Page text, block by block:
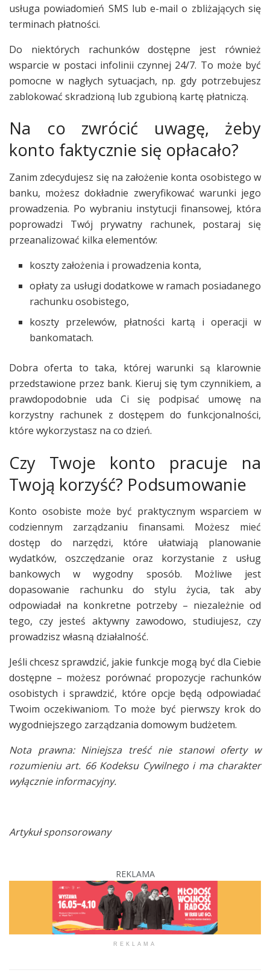
usługa powiadomień SMS lub e-mail o zbliżających się
terminach płatności.
Do niektórych rachunków dostępne jest również
wsparcie w postaci infolinii czynnej 24/7. To może być
pomocne w nagłych sytuacjach, np. gdy potrzebujesz
zablokować skradzioną lub zgubioną kartę płatniczą.
Na co zwrócić uwagę, żeby
konto faktycznie się opłacało?
Zanim zdecydujesz się na założenie konta osobistego w
banku, możesz dokładnie zweryfikować warunki jego
prowadzenia. Po wybraniu instytucji finansowej, która
poprowadzi Twój prywatny rachunek, postaraj się
przeanalizować kilka elementów:
koszty założenia i prowadzenia konta,
opłaty za usługi dodatkowe w ramach posiadanego
rachunku osobistego,
koszty przelewów, płatności kartą i operacji w
bankomatach.
Dobra oferta to taka, której warunki są klarownie
przedstawione przez bank. Kieruj się tym czynnikiem, a
prawdopodobnie uda Ci się podpisać umowę na
korzystny rachunek z dostępem do funkcjonalności,
które wykorzystasz na co dzień.
Czy Twoje konto pracuje na
Twoją korzyść? Podsumowanie
Konto osobiste może być praktycznym wsparciem w
codziennym zarządzaniu finansami. Możesz mieć
dostęp do narzędzi, które ułatwiają planowanie
wydatków, oszczędzanie oraz korzystanie z usług
bankowych w wygodny sposób. Możliwe jest
dopasowanie rachunku do stylu życia, tak aby
odpowiadał na konkretne potrzeby – niezależnie od
tego, czy jesteś aktywny zawodowo, studiujesz, czy
prowadzisz własną działalność.
Jeśli chcesz sprawdzić, jakie funkcje mogą być dla Ciebie
dostępne – możesz porównać propozycje rachunków
osobistych i sprawdzić, które opcje będą odpowiadać
Twoim oczekiwaniom. To może być pierwszy krok do
wygodniejszego zarządzania domowym budżetem.
Nota prawna: Niniejsza treść nie stanowi oferty w
rozumieniu art. 66 Kodeksu Cywilnego i ma charakter
wyłącznie informacyjny.
Artykuł sponsorowany
REKLAMA
REKLAMA